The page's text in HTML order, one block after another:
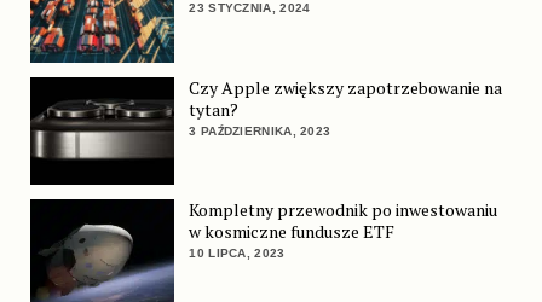
23 STYCZNIA, 2024
Czy Apple zwiększy zapotrzebowanie na
tytan?
3 PAŹDZIERNIKA, 2023
Kompletny przewodnik po inwestowaniu
w kosmiczne fundusze ETF
10 LIPCA, 2023